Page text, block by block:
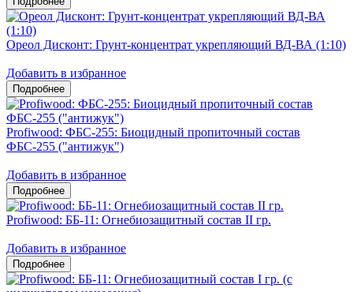
Ореол Дисконт: Грунт-концентрат укрепляющий ВД-ВА (1:10)
Добавить в избранное
Profiwood: ФБС-255: Биоцидный пропиточный состав
ФБС-255 ("антижук")
Добавить в избранное
Profiwood: ББ-11: Огнебиозащитный состав II гр.
Добавить в избранное